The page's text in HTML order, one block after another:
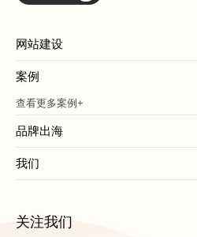
网站建设
案例
查看更多案例+
品牌出海
我们
关注我们